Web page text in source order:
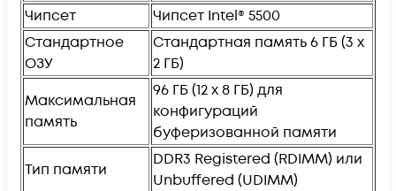
Чипсет
Чипсет Intel® 5500
Стандартное
ОЗУ
Стандартная память 6 ГБ (3 x
2 ГБ)
Максимальная
память
96 ГБ (12 x 8 ГБ) для
конфигураций
буферизованной памяти
Тип памяти
DDR3 Registered (RDIMM) или
Unbuffered (UDIMM)